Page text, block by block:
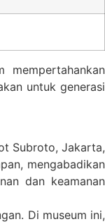
mempertahankan
untuk generasi
Subroto, Jakarta,
mengabadikan
dan keamanan
Di museum ini,